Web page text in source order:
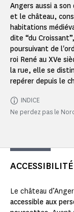
Angers aussi a
et le château,
habitations
dite “du
poursuivant de
roi René au XVe
la rue, elle se
repérer depuis le
INDICE
Ne perdez pas le
Le château
accessible aux